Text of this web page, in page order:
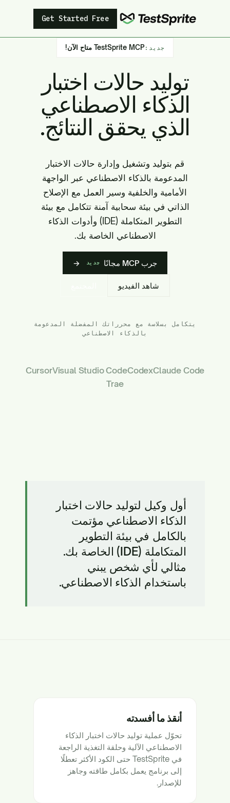
Get Started Free
جديد: TestSprite MCP متاح الآن!
توليد حالات اختبار
الذكاء الاصطناعي
الذي يحقق النتائج.
قم بتوليد وتشغيل وإدارة حالات الاختبار
المدعومة بالذكاء الاصطناعي عبر الواجهة
الأمامية والخلفية وسير العمل مع الإصلاح
الذاتي في بيئة سحابية آمنة تتكامل مع بيئة
التطوير المتكاملة (IDE) وأدوات الذكاء
الاصطناعي الخاصة بك.
جرب MCP مجانًا جديد →
شاهد الفيديو
يتكامل بسلاسة مع محرراتك المفضلة المدعومة
بالذكاء الاصطناعي
Claude Code
Codex
Visual Studio Code
Cursor
Trae
أول وكيل لتوليد حالات اختبار
الذكاء الاصطناعي مؤتمت
بالكامل في بيئة التطوير
المتكاملة (IDE) الخاصة بك.
مثالي لأي شخص يبني
باستخدام الذكاء الاصطناعي.
أنقذ ما أفسدته
تحوّل عملية توليد حالات اختبار الذكاء
الاصطناعي الآلية وحلقة التغذية الراجعة
في TestSprite حتى الكود الأكثر تعطلًا
إلى برنامج يعمل بكامل طاقته وجاهز
للإصدار.